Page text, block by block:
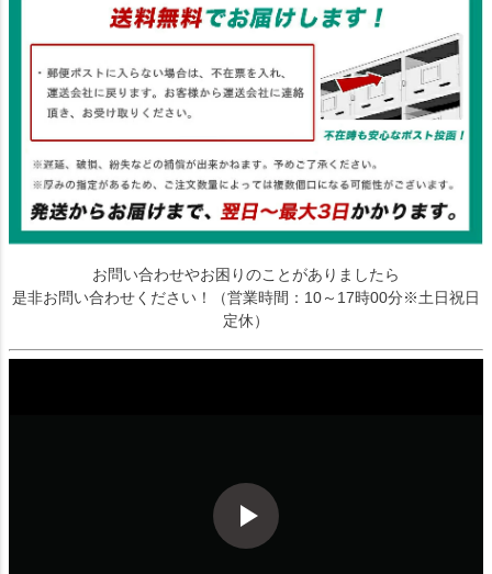
お問い合わせやお困りのことがありましたら
是非お問い合わせください！（営業時間：10～17時00分※土日祝日
定休）